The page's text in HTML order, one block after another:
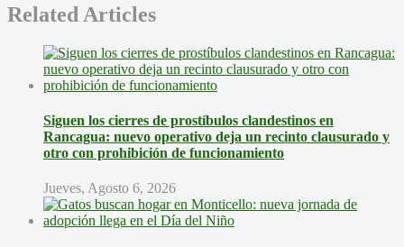
Related Articles
Siguen los cierres de prostíbulos clandestinos en
Rancagua: nuevo operativo deja un recinto clausurado y
otro con prohibición de funcionamiento
Jueves, Agosto 6, 2026